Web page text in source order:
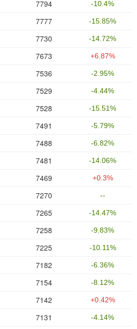
7794 -10.4%
7777 -15.85%
7730 -14.72%
7673 +6.87%
7536 -2.95%
7529 -4.44%
7528 -15.51%
7491 -5.79%
7488 -6.82%
7481 -14.06%
7469 +0.3%
7270 --
7265 -14.47%
7258 -9.83%
7225 -10.11%
7182 -6.36%
7154 -8.12%
7142 +0.42%
7131 -4.14%